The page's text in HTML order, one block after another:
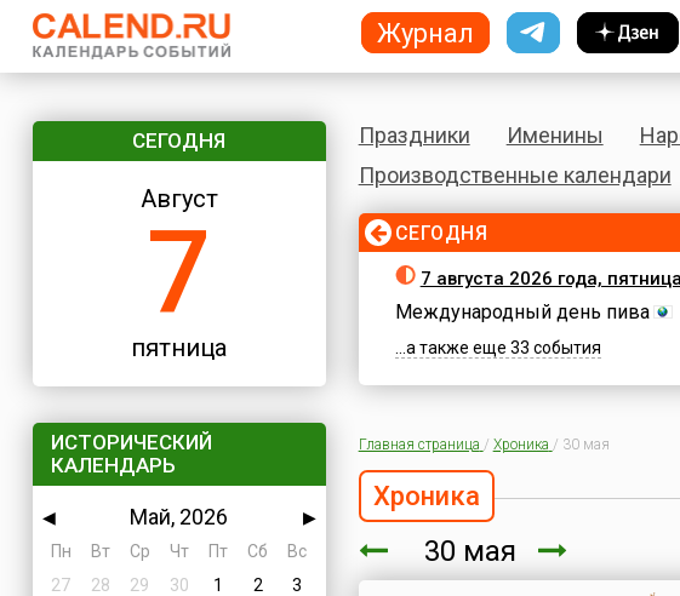
СЕГОДНЯ
Август
7
пятница
ИСТОРИЧЕСКИЙ
КАЛЕНДАРЬ
◀ Май, 2026
▶
Пн
Вт Ср Чт Пт Сб
Вс
27
28 29 30 1 2
3
Праздники Именины
Производственные календари
СЕГОДНЯ
7 августа 2026 года, пятница
Международный день пива
...а также еще 33 события
Главная страница / Хроника / 30 мая
Хроника
30 мая
Журнал